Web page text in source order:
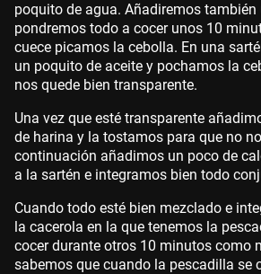
poquito de agua. Añadiremos también
pondremos todo a cocer unos 10
cuece picamos la cebolla. En una
un poquito de aceite y pochamos la
nos quede bien transparente.
Una vez que esté transparente
de harina y la tostamos para que no
continuación añadimos un poco de
a la sartén e integramos bien todo
Cuando todo esté bien mezclado e
la cacerola en la que tenemos la
cocerdurante otros 10 minutos como
sabemos que cuando la pescadilla se